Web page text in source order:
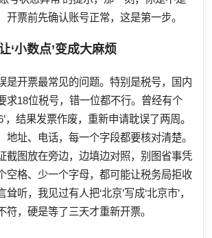
开票前先确认账号正常，这是第一步。
‘小数点’变成大麻烦
是开票最常见的问题。特别是税号，国内
求18位税号，错一位都不行。曾经有个
，结果发票作废，重新申请耽误了两周。
地址、电话，每一个字段都要核对清楚。
截图放在旁边，边填边对照，别图省事凭
空格、少一个字母，都可能让税务局拒收
听，我见过有人把‘北京’写成‘北京市’，
符，硬是等了三天才重新开票。